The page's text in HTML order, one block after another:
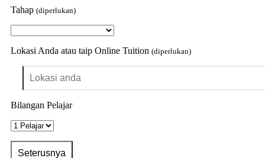
Tahap (diperlukan)
Lokasi Anda atau taip Online Tuition (diperlukan)
Bilangan Pelajar